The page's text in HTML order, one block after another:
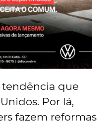
que
Por lá,
fazem reformas